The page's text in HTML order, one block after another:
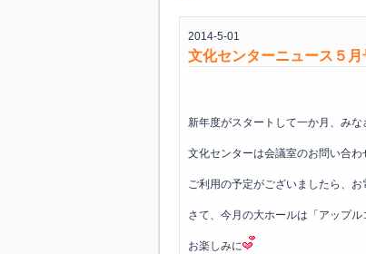
2014-5-01
文化センターニュース５月
新年度がスタートして一か月、み
文化センターは会議室のお問い合
ご利用の予定がございましたら、
さて、今月の大ホールは「アップ
お楽しみに